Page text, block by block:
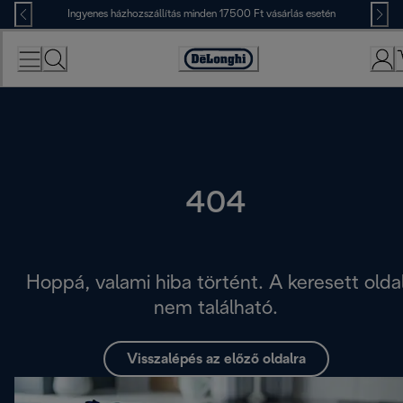
Skip
to
Content
Ingyenes házhozszállítás minden 17500 Ft vásárlás esetén
Accessibility
Statement
404
Hoppá, valami hiba történt. A keresett
nem található.
Visszalépés az előző oldalra